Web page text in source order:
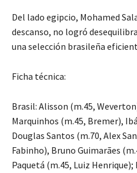
Del lado egipcio, Mohamed
descanso, no logró
una selección brasileña
Ficha técnica:
Brasil: Alisson (m.45,
Marquinhos (m.45, Bremer),
Douglas Santos (m.70, Alex
Fabinho), Bruno Guimarães
Paquetá (m.45, Luiz